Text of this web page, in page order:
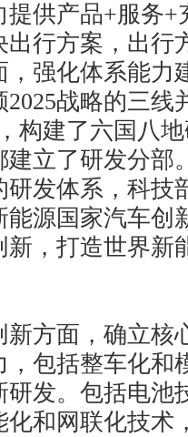
提供产品+服务
出行方案，出行
，强化体系能力
战略的三线
构建了六国八
建立了研发分部
研发体系，科技
能源国家汽车创
新，打造世界新
新方面，确立核
，包括整车化和
研发。包括电池
化和网联化技术